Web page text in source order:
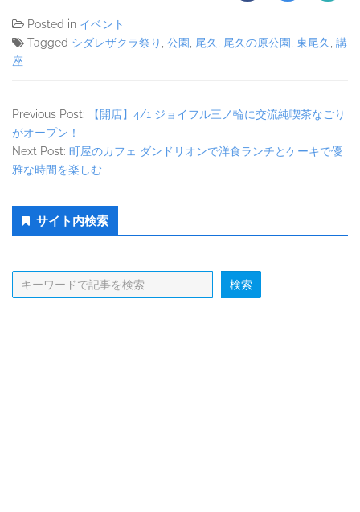
Posted in イベント
Tagged シダレザクラ祭り , 公園, 尾久, 尾久の原公園, 東尾久, 講
座
Previous Post:
【開店】4/1 ジョイフル三ノ輪に交流純喫茶なごり
がオープン！
Next Post: 町屋のカフェ ダンドリオンで洋食ランチとケーキで優
雅な時間を楽しむ
Secondary
Sidebar
サイト内検索